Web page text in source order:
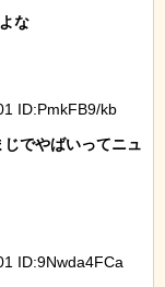
な
ID:PmkFB9/kb
でやばいってニュ
ID:9Nwda4FCa